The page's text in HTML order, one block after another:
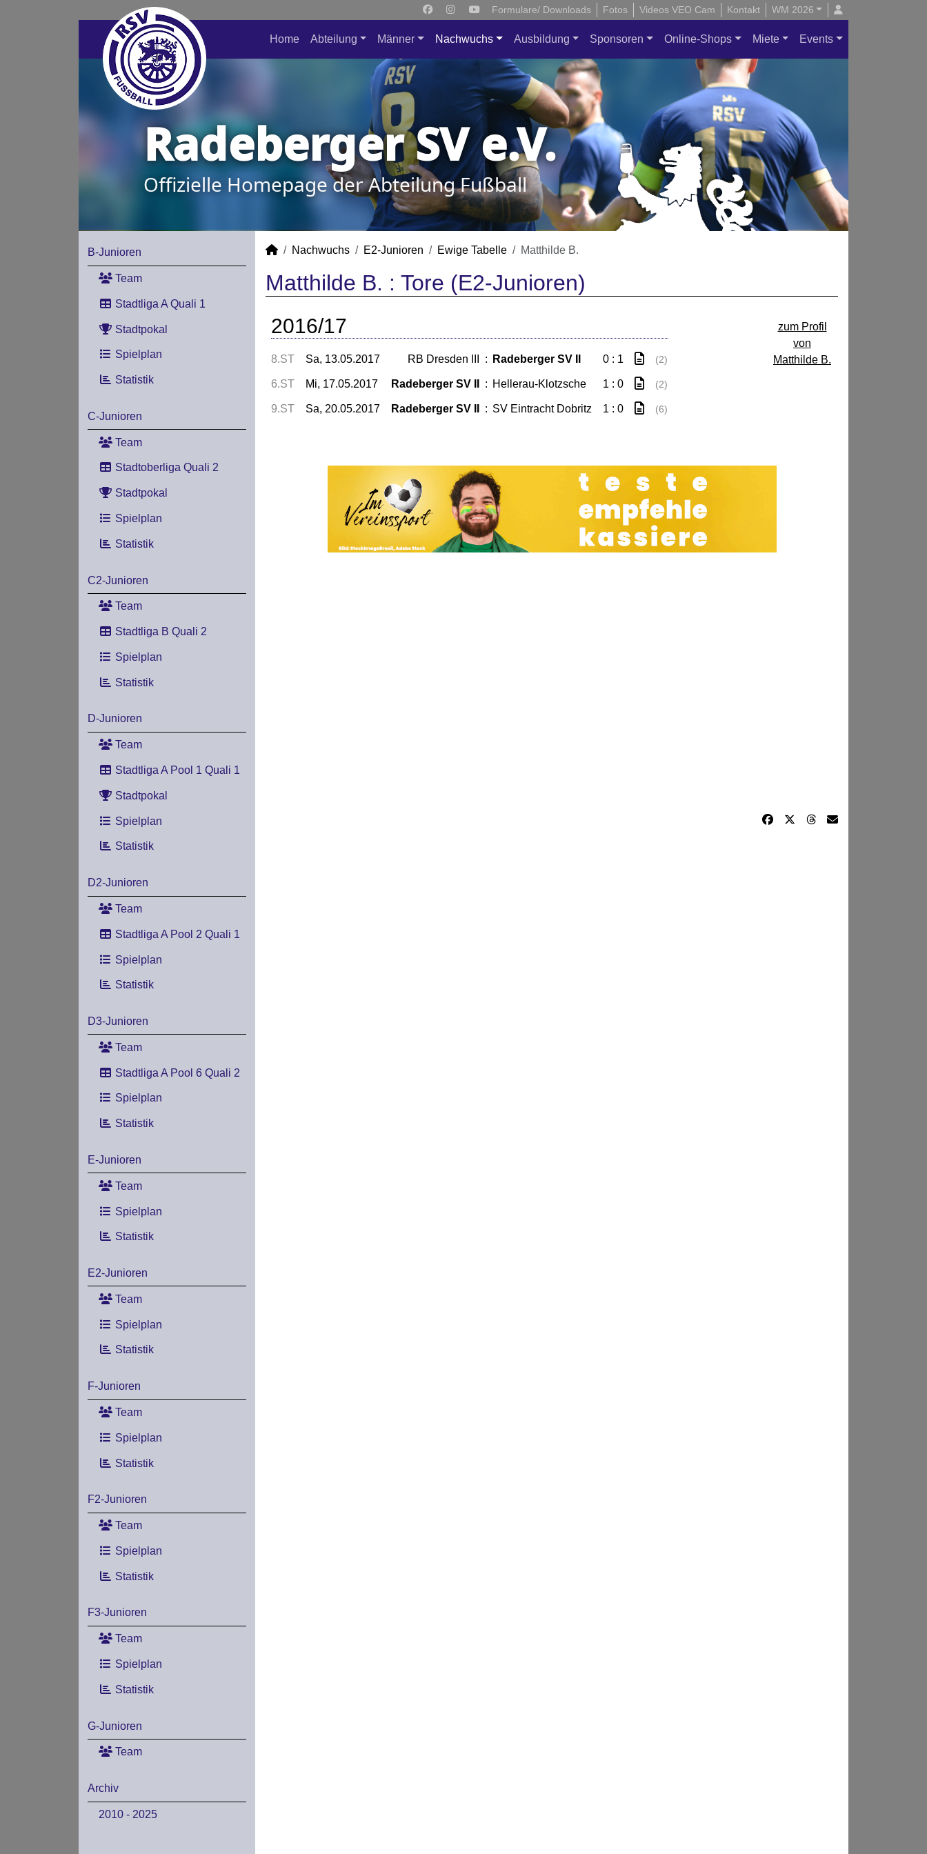
Formulare/ Downloads Fotos Videos VEO Cam Kontakt WM 2026
Home Abteilung Männer Nachwuchs Ausbildung Sponsoren Online-Shops Miete Events
Radeberger SV e.V.
Offizielle Homepage der Abteilung Fußball
B-Junioren
Team
Stadtliga A Quali 1
Stadtpokal
Spielplan
Statistik
C-Junioren
Team
Stadtoberliga Quali 2
Stadtpokal
Spielplan
Statistik
C2-Junioren
Team
Stadtliga B Quali 2
Spielplan
Statistik
D-Junioren
Team
Stadtliga A Pool 1 Quali 1
Stadtpokal
Spielplan
Statistik
D2-Junioren
Team
Stadtliga A Pool 2 Quali 1
Spielplan
Statistik
D3-Junioren
Team
Stadtliga A Pool 6 Quali 2
Spielplan
Statistik
E-Junioren
Team
Spielplan
Statistik
E2-Junioren
Team
Spielplan
Statistik
F-Junioren
Team
Spielplan
Statistik
F2-Junioren
Team
Spielplan
Statistik
F3-Junioren
Team
Spielplan
Statistik
G-Junioren
Team
Archiv
2010 - 2025
Nachwuchs E2-Junioren Ewige Tabelle Matthilde B.
Matthilde B. : Tore (E2-Junioren)
zum Profil
von
Matthilde B.
2016/17
8.ST Sa, 13.05.2017 RB Dresden III : Radeberger SV II 0 : 1 (2)
6.ST Mi, 17.05.2017 Radeberger SV II : Hellerau-Klotzsche 1 : 0 (2)
9.ST Sa, 20.05.2017 Radeberger SV II : SV Eintracht Dobritz 1 : 0 (6)